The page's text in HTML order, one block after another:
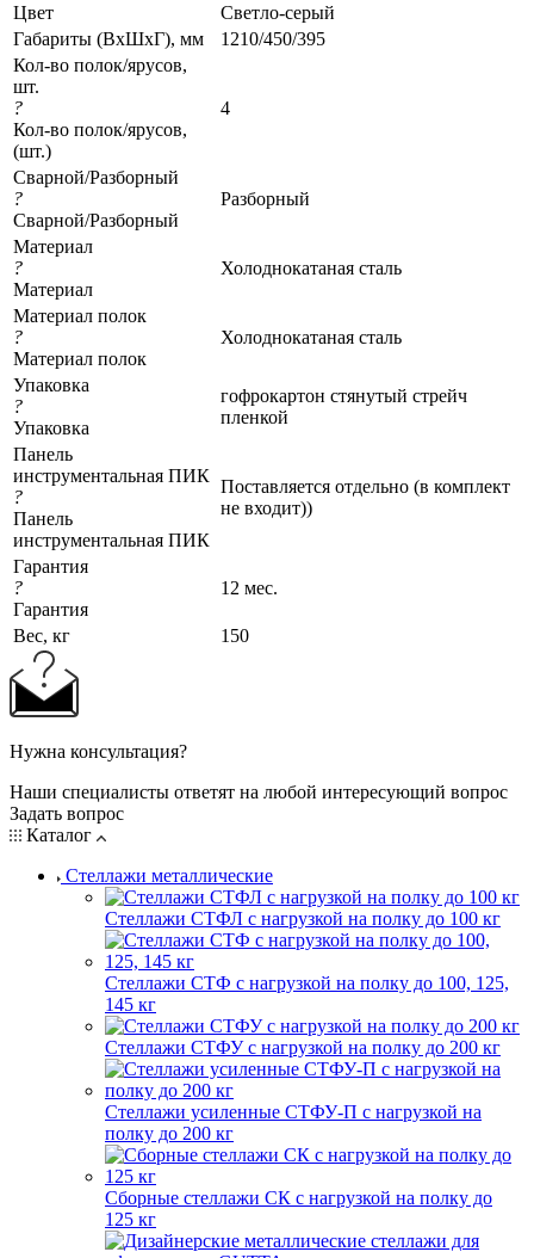
Цвет
Светло-серый
Габариты (ВхШхГ), мм
1210/450/395
Кол-во полок/ярусов,
шт.
?
Кол-во полок/ярусов,
(шт.)
4
Сварной/Разборный
?
Сварной/Разборный
Разборный
Материал
?
Материал
Холоднокатаная сталь
Материал полок
?
Материал полок
Холоднокатаная сталь
Упаковка
?
Упаковка
гофрокартон стянутый стрейч
пленкой
Панель
инструментальная ПИК
?
Панель
инструментальная ПИК
Поставляется отдельно (в комплект
не входит))
Гарантия
?
Гарантия
12 мес.
Вес, кг 150
Нужна консультация?
Наши специалисты ответят на любой интересующий вопрос
Задать вопрос
Каталог
Стеллажи металлические
Стеллажи СТФЛ с нагрузкой на полку до 100 кг
Стеллажи СТФ с нагрузкой на полку до 100, 125,
145 кг
Стеллажи СТФУ с нагрузкой на полку до 200 кг
Стеллажи усиленные СТФУ-П с нагрузкой на
полку до 200 кг
Сборные стеллажи СК с нагрузкой на полку до
125 кг